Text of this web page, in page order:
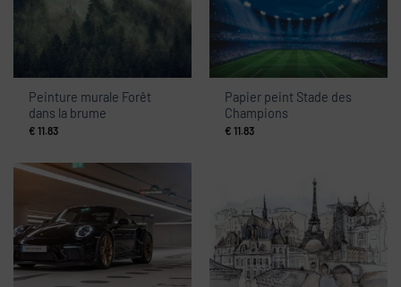
Peinture murale Forêt
dans la brume
€ 11.83
Papier peint Stade des
Champions
€ 11.83